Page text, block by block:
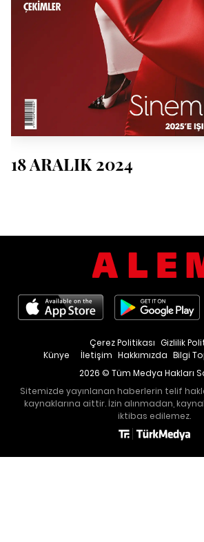
18 ARALIK 2024
Künye İletişim Hakkımızda Bilgi
Çerez Politikası Gizlilik
2026 © Tüm Medya Hakları
Sitemizde yayınlanan haberlerin telif
kaynaklarına aittir. İzin alınmadan,
iktibas edilemez.